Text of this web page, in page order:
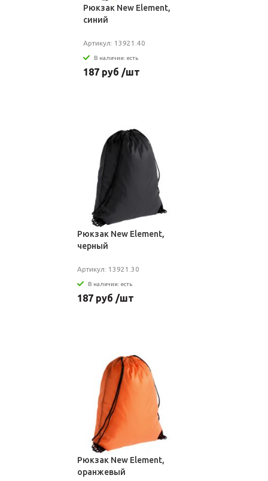
Рюкзак New Element,
синий
Артикул: 13921.40
В наличии: есть
187 руб /шт
Рюкзак New Element,
черный
Артикул: 13921.30
В наличии: есть
187 руб /шт
Рюкзак New Element,
оранжевый